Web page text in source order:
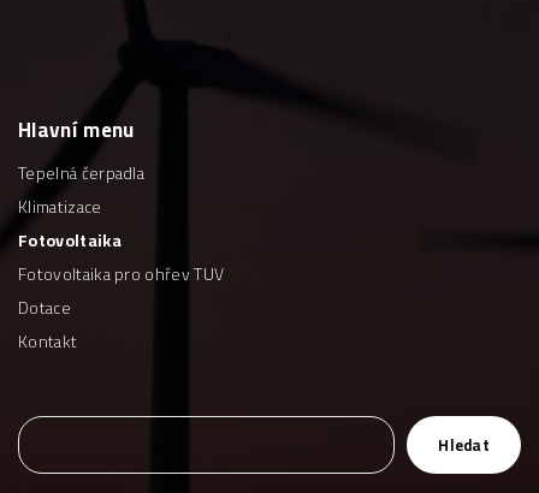
Hlavnímenu
Tepelná čerpadla
Klimatizace
Fotovoltaika
Fotovoltaika pro ohřev TUV
Dotace
Kontakt
H
l
Hledat